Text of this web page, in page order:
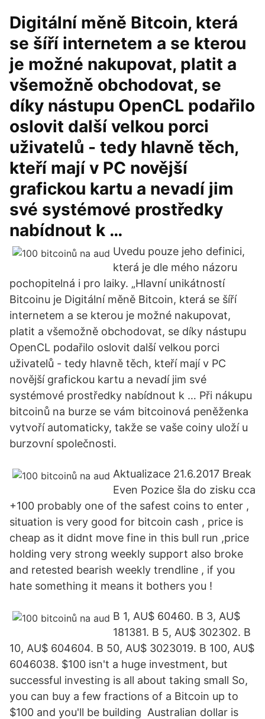
Digitální měně Bitcoin, která
se šíří internetem a se kterou
je možné nakupovat, platit a
všemožně obchodovat, se
díky nástupu OpenCL podařilo
oslovit další velkou porci
uživatelů - tedy hlavně těch,
kteří mají v PC novější
grafickou kartu a nevadí jim
své systémové prostředky
nabídnout k …
Uvedu pouze jeho definici,
která je dle mého názoru
pochopitelná i pro laiky. „Hlavní unikátností
Bitcoinu je Digitální měně Bitcoin, která se šíří
internetem a se kterou je možné nakupovat,
platit a všemožně obchodovat, se díky nástupu
OpenCL podařilo oslovit další velkou porci
uživatelů - tedy hlavně těch, kteří mají v PC
novější grafickou kartu a nevadí jim své
systémové prostředky nabídnout k … Při nákupu
bitcoinů na burze se vám bitcoinová peněženka
vytvoří automaticky, takže se vaše coiny uloží u
burzovní společnosti.
Aktualizace 21.6.2017 Break
Even Pozice šla do zisku cca
+100 probably one of the safest coins to enter ,
situation is very good for bitcoin cash , price is
cheap as it didnt move fine in this bull run ,price
holding very strong weekly support also broke
and retested bearish weekly trendline , if you
hate something it means it bothers you !
B 1, AU$ 60460. B 3, AU$
181381. B 5, AU$ 302302. B
10, AU$ 604604. B 50, AU$ 3023019. B 100, AU$
6046038. $100 isn't a huge investment, but
successful investing is all about taking small So,
you can buy a few fractions of a Bitcoin up to
$100 and you'll be building Australian dollar is